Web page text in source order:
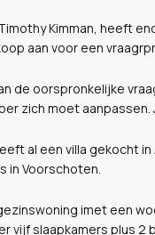
Kimman, heeft
aan voor een
de oorspronkelijke
zich moet aanpassen.
al een villa gekocht
in Voorschoten.
imet een
vijf slaapkamers plus 2